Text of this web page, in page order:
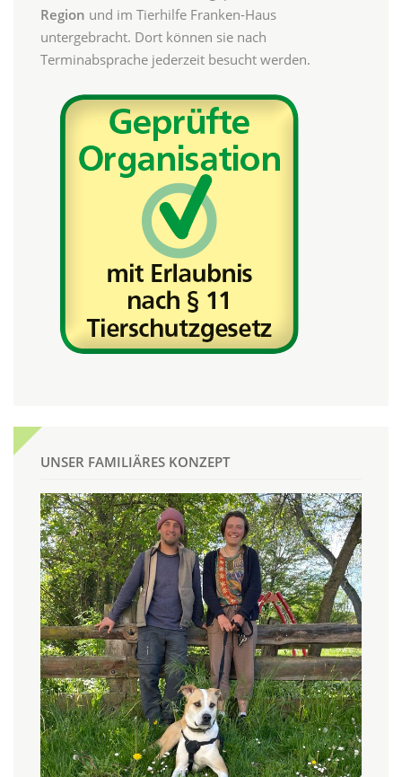
Region und im Tierhilfe Franken-Haus
untergebracht. Dort können sie nach
Terminabsprache jederzeit besucht werden.
UNSER FAMILIÄRES KONZEPT